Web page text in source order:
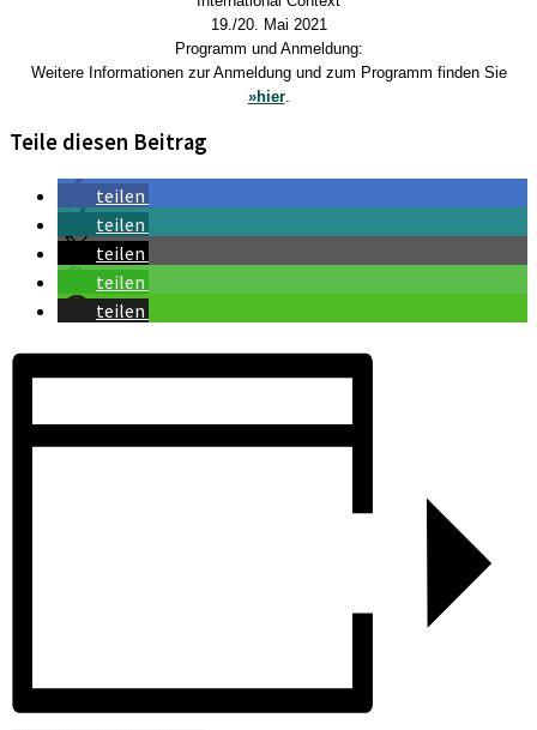
19./20. Mai 2021
Programm und Anmeldung:
Weitere Informationen zur Anmeldung und zum Programm finden Sie
»hier.
Teile diesen Beitrag
teilen
teilen
teilen
teilen
teilen